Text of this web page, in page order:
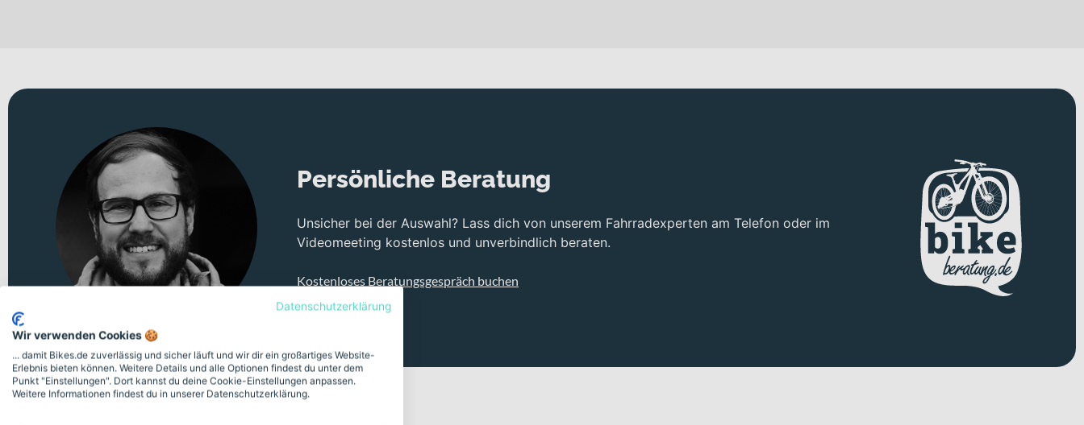
Persönliche Beratung
Unsicher bei der Auswahl? Lass dich von unserem Fahrradexperten am Telefon oder im
Videomeeting kostenlos und unverbindlich beraten.
Kostenloses Beratungsgespräch buchen
Datenschutzerklärung
Wir verwenden Cookies 🍪
... damit Bikes.de zuverlässig und sicher läuft und wir dir ein großartiges Website-
Erlebnis bieten können. Weitere Details und alle Optionen findest du unter dem
Punkt "Einstellungen". Dort kannst du deine Cookie-Einstellungen anpassen.
Weitere Informationen findest du in unserer Datenschutzerklärung.